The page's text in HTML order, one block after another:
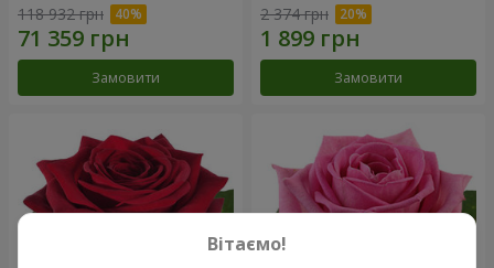
118 932 грн
Замовити
2 374 грн
Замовити
Вітаємо!